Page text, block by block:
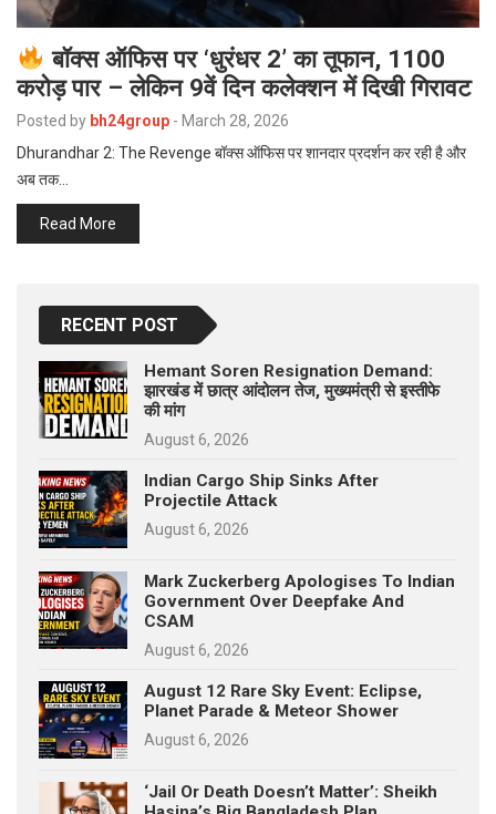
बॉक्स ऑफिस पर ‘धुरंधर 2’ का तूफान, 1100
करोड़ पार – लेकिन 9वें दिन कलेक्शन में दिखी गिरावट
Posted by bh24group - March 28, 2026
Dhurandhar 2: The Revenge बॉक्स ऑफिस पर शानदार प्रदर्शन कर रही है और
अब तक…
Read More
RECENT POST
Hemant Soren Resignation Demand:
झारखंड में छात्र आंदोलन तेज, मुख्यमंत्री से इस्तीफे
की मांग
August 6, 2026
Indian Cargo Ship Sinks After
Projectile Attack
August 6, 2026
Mark Zuckerberg Apologises To Indian
Government Over Deepfake And
CSAM
August 6, 2026
August 12 Rare Sky Event: Eclipse,
Planet Parade & Meteor Shower
August 6, 2026
‘Jail Or Death Doesn’t Matter’: Sheikh
k
p
t
r
s